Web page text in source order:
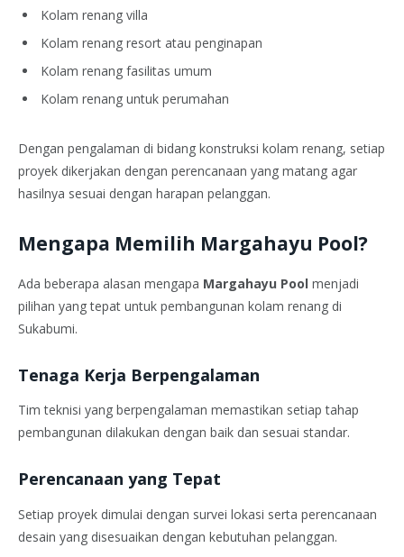
Kolam renang villa
Kolam renang resort atau penginapan
Kolam renang fasilitas umum
Kolam renang untuk perumahan
Dengan pengalaman di bidang konstruksi kolam renang, setiap
proyek dikerjakan dengan perencanaan yang matang agar
hasilnya sesuai dengan harapan pelanggan.
Mengapa Memilih Margahayu Pool?
Ada beberapa alasan mengapa Margahayu Pool menjadi
pilihan yang tepat untuk pembangunan kolam renang di
Sukabumi.
Tenaga Kerja Berpengalaman
Tim teknisi yang berpengalaman memastikan setiap tahap
pembangunan dilakukan dengan baik dan sesuai standar.
Perencanaan yang Tepat
Setiap proyek dimulai dengan survei lokasi serta perencanaan
desain yang disesuaikan dengan kebutuhan pelanggan.